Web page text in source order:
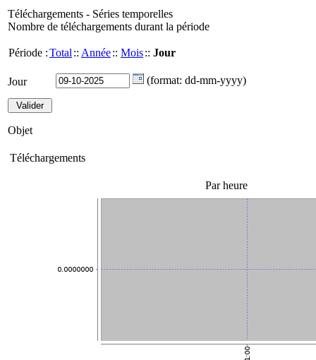
Téléchargements - Séries temporelles
Nombre de téléchargements durant la période
Période :Total :: Année:: Mois:: Jour
Jour (format: dd-mm-yyyy)
Objet
Téléchargements
Par heure